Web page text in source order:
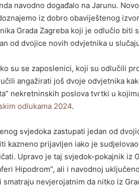
navodno događalo na Jarunu.
iz dobro obaviještenog
Grada Zagreba koji je odlučio biti
od dvojice novih odvjetnika u
su se zaposlenici, koji su odlučili
angažirati još dvoje odvjetnika
nekretninskih poslova tvrtki u
odlukama 2024.
svjedoka zastupati jedan od
kazneno prijavljen iako je
Upravo je taj svjedok-pokajnik iz
Hipodrom”, ali i navodnoj
smatraju nevjerojatnim da nitko iz